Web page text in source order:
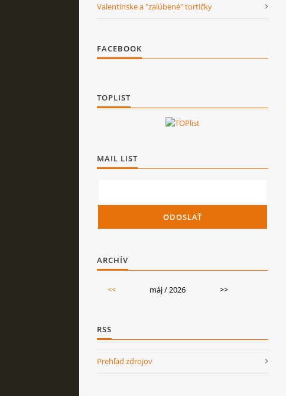
Valentínske a "zaľúbené" tortičky
FACEBOOK
TOPLIST
MAIL LIST
ARCHÍV
<< máj / 2026 >>
RSS
Prehľad zdrojov